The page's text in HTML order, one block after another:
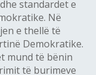
standardet e
Në
e thellë të
Demokratike.
mund të bënin
të burimeve